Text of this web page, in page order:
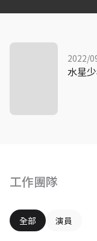
工作團隊
全部 演員
2022/
水星